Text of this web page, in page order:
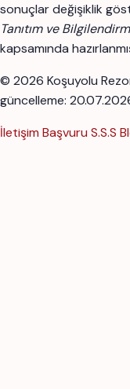
sonuçlar değişiklik
Tanıtım ve
kapsamında
© 2026 Koşuyolu
güncelleme: 20.07.2026
İletişim Başvuru S.S.S